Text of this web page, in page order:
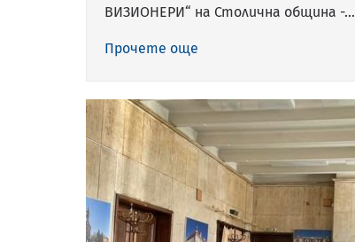
ВИЗИОНЕРИ“ на Столична община -…
Прочете още